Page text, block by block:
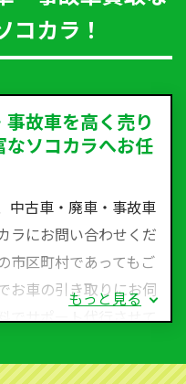
コカラ！
故車を高く売り
ソコカラへお任
中古車・廃車・事故車
ラにお問い合わせくだ
市区町村であってもご
お車の引き取りにお伺
でサポート代行させて
車、乗らなくなってし
もっと見る